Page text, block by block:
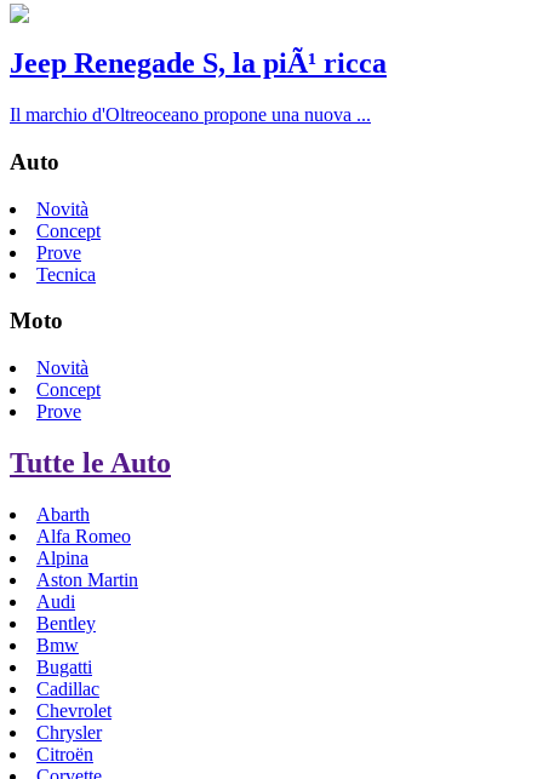
Jeep Renegade S, la piÃ¹ ricca
Il marchio d'Oltreoceano propone una nuova ...
Auto
Novità
Concept
Prove
Tecnica
Moto
Novità
Concept
Prove
Tutte le Auto
Abarth
Alfa Romeo
Alpina
Aston Martin
Audi
Bentley
Bmw
Bugatti
Cadillac
Chevrolet
Chrysler
Citroën